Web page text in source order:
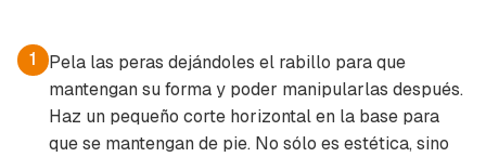
1
Pela las peras dejándoles el rabillo para que
mantengan su forma y poder manipularlas después.
Haz un pequeño corte horizontal en la base para
que se mantengan de pie. No sólo es estética, sino